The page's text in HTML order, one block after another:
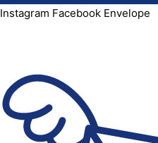
Instagram Facebook Envelope